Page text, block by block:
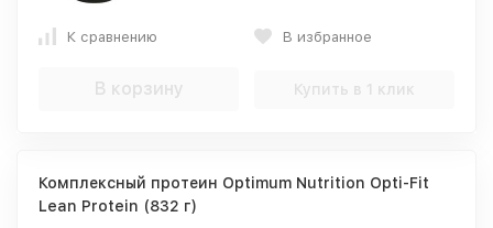
К сравнению В избранное
В корзину Купить в 1 клик
Комплексный протеин Optimum Nutrition Opti-Fit
Lean Protein (832 г)